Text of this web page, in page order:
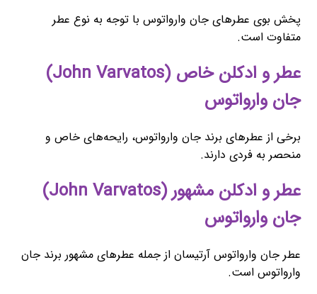
پخش بوی عطرهای جان وارواتوس با توجه به نوع عطر
متفاوت است.
عطر و ادکلن خاص (John Varvatos)
جان وارواتوس
برخی از عطرهای برند جان وارواتوس، رایحه‌های خاص و
منحصر به فردی دارند.
عطر و ادکلن مشهور (John Varvatos)
جان وارواتوس
عطر جان وارواتوس آرتیسان از جمله عطرهای مشهور برند جان
وارواتوس است.